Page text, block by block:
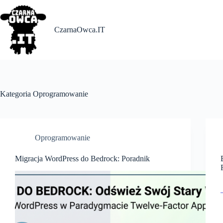
to
content
CzarnaOwca.IT
Kategoria Oprogramowanie
Oprogramowanie
Migracja WordPress do Bedrock: Poradnik